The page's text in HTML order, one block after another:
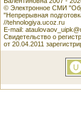
© Электронное СМИ
"Непрерывная
//tehnologiya.ucoz.ru
E-mail:
Свидетельство о
от 20.04.2011